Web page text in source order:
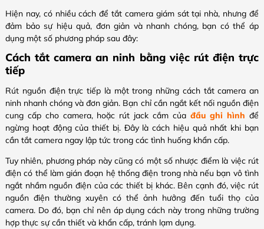
Hiện nay, có nhiều cách để tắt camera giám sát tại nhà, nhưng để
đảm bảo sự hiệu quả, đơn giản và nhanh chóng, bạn có thể áp
dụng một số phương pháp sau đây:
Cách tắt camera an ninh​ bằng việc rút điện trực
tiếp
Rút nguồn điện trực tiếp là một trong những cách tắt camera an
ninh​ nhanh chóng và đơn giản. Bạn chỉ cần ngắt kết nối nguồn điện
cung cấp cho camera, hoặc rút jack cắm của đầu ghi hình để
ngừng hoạt động của thiết bị. Đây là cách hiệu quả nhất khi bạn
cần tắt camera ngay lập tức trong các tình huống khẩn cấp.
Tuy nhiên, phương pháp này cũng có một số nhược điểm là việc rút
điện có thể làm gián đoạn hệ thống điện trong nhà nếu bạn vô tình
ngắt nhầm nguồn điện của các thiết bị khác. Bên cạnh đó, việc rút
nguồn điện thường xuyên có thể ảnh hưởng đến tuổi thọ của
camera. Do đó, bạn chỉ nên áp dụng cách này trong những trường
hợp thực sự cần thiết và khẩn cấp, tránh lạm dụng.